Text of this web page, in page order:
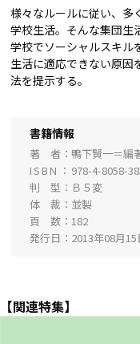
様々なルールに従い、多
学校生活。そんな集団生
学校でソーシャルスキル
生活に適応できない原因
法を提示する。
書籍情報
著 者
鴨下賢一＝編
ISBN
978-4-8058-
判 型
Ｂ５変
体 裁
並製
頁 数
182
発行日
2013年08月15
【関連特集】